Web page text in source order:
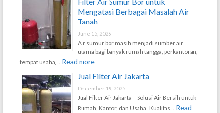
Mengatasi Berbagai Masalah Air
Tanah
June 15, 2026
Air sumur bor masih menjadi sumber air
utama bagi banyak rumah tangga, perkantoran,
tempat usaha, …Read more
Jual Filter Air Jakarta
December 19, 2025
Jual Filter Air Jakarta – Solusi Air Bersih untuk
Rumah, Kantor, dan Usaha Kualitas …Read